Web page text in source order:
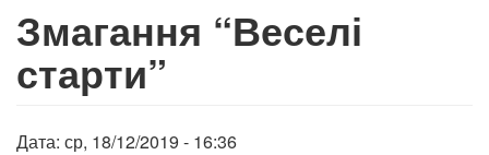
Змагання “Веселі
старти”
Дата: ср, 18/12/2019 - 16:36